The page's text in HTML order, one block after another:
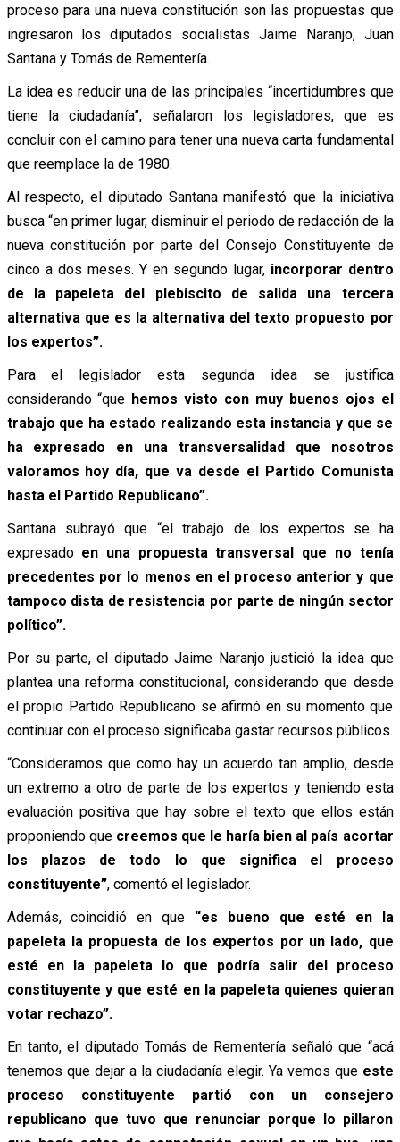
proceso para una nueva constitución son las propuestas que
ingresaron los diputados socialistas Jaime Naranjo, Juan
Santana y Tomás de Rementería.
La idea es reducir una de las principales “incertidumbres que
tiene la ciudadanía”, señalaron los legisladores, que es
concluir con el camino para tener una nueva carta fundamental
que reemplace la de 1980.
Al respecto, el diputado Santana manifestó que la iniciativa
busca “en primer lugar, disminuir el periodo de redacción de la
nueva constitución por parte del Consejo Constituyente de
cinco a dos meses. Y en segundo lugar, incorporar dentro
de la papeleta del plebiscito de salida una tercera
alternativa que es la alternativa del texto propuesto por
los expertos”.
Para el legislador esta segunda idea se justifica
considerando “que hemos visto con muy buenos ojos el
trabajo que ha estado realizando esta instancia y que se
ha expresado en una transversalidad que nosotros
valoramos hoy día, que va desde el Partido Comunista
hasta el Partido Republicano”.
Santana subrayó que “el trabajo de los expertos se ha
expresado en una propuesta transversal que no tenía
precedentes por lo menos en el proceso anterior y que
tampoco dista de resistencia por parte de ningún sector
político”.
Por su parte, el diputado Jaime Naranjo justició la idea que
plantea una reforma constitucional, considerando que desde
el propio Partido Republicano se afirmó en su momento que
continuar con el proceso significaba gastar recursos públicos.
“Consideramos que como hay un acuerdo tan amplio, desde
un extremo a otro de parte de los expertos y teniendo esta
evaluación positiva que hay sobre el texto que ellos están
proponiendo que creemos que le haría bien al país acortar
los plazos de todo lo que significa el proceso
constituyente”, comentó el legislador.
Además, coincidió en que “es bueno que esté en la
papeleta la propuesta de los expertos por un lado, que
esté en la papeleta lo que podría salir del proceso
constituyente y que esté en la papeleta quienes quieran
votar rechazo”.
En tanto, el diputado Tomás de Rementería señaló que “acá
tenemos que dejar a la ciudadanía elegir. Ya vemos que este
proceso constituyente partió con un consejero
republicano que tuvo que renunciar porque lo pillaron